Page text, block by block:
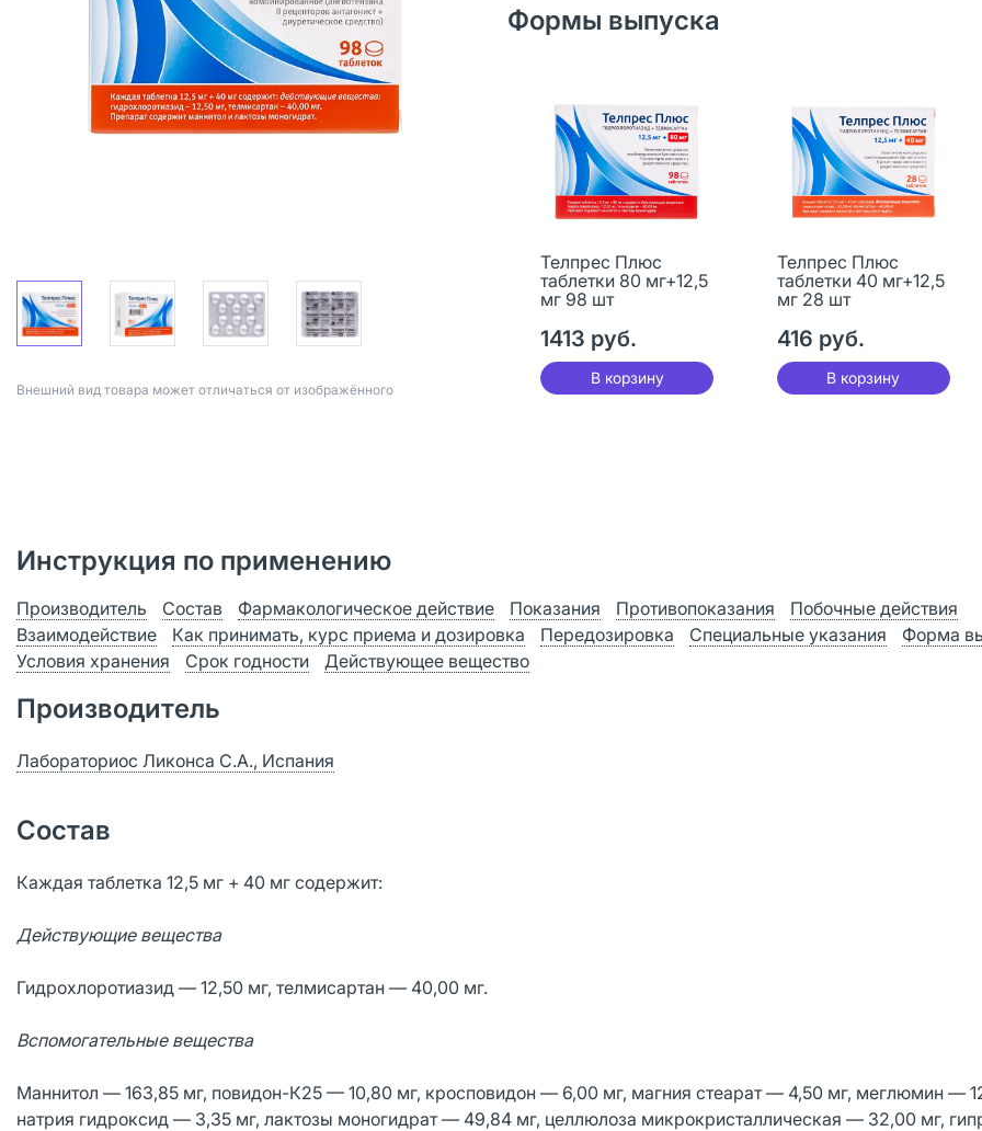
Bнешний вид товара может отличаться от изображённого
Формы выпуска
Телпрес Плюс
таблетки 80 мг+12,5
мг 98 шт
1413 руб.
В корзину
Телпрес Плюс
таблетки 40 мг+12,5
мг 28 шт
416 руб.
В корзину
Инструкция по применению
Производитель Состав Фармакологическое действие Показания Противопоказания
Побочные действия
Взаимодействие
Как принимать, курс приема и дозировка Передозировка Специальные указания
Форма
Условия хранения
Срок годности Действующее вещество
Производитель
Лабораториос Ликонса С.А., Испания
Состав
Каждая таблетка 12,5 мг + 40 мг содержит:
Действующие вещества
Гидрохлоротиазид — 12,50 мг, телмисартан — 40,00 мг.
Вспомогательные вещества
Маннитол — 163,85 мг, повидон-К25 — 10,80 мг, кросповидон — 6,00 мг, магния стеарат — 4,50 мг, меглюмин —
натрия гидроксид — 3,35 мг, лактозы моногидрат — 49,84 мг, целлюлоза микрокристаллическая — 32,00 мг,